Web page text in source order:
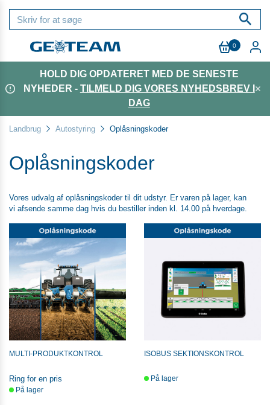
0
HOLD DIG OPDATERET MED DE SENESTE
NYHEDER - TILMELD DIG VORES NYHEDSBREV I
DAG
Landbrug Autostyring Oplåsningskoder
Oplåsningskoder
Vores udvalg af oplåsningskoder til dit udstyr. Er varen på lager, kan
vi afsende samme dag hvis du bestiller inden kl. 14.00 på hverdage.
MULTI-PRODUKTKONTROL
Ring for en pris
På lager
ISOBUS SEKTIONSKONTROL
På lager